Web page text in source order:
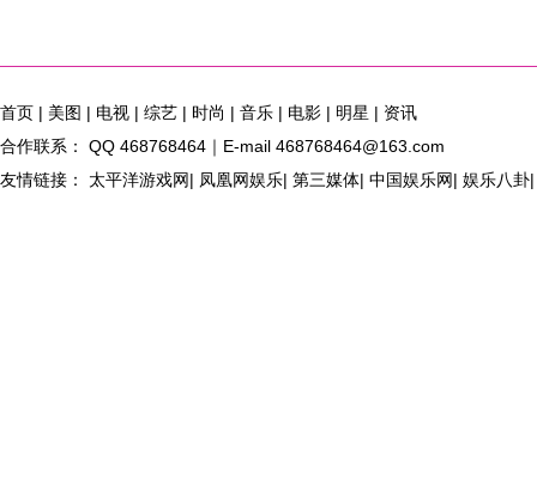
首页 | 美图 | 电视 | 综艺 | 时尚 | 音乐 | 电影 | 明星 | 资讯
合作联系： QQ 468768464｜E-mail 468768464@163.com
友情链接： 太平洋游戏网| 凤凰网娱乐| 第三媒体| 中国娱乐网| 娱乐八